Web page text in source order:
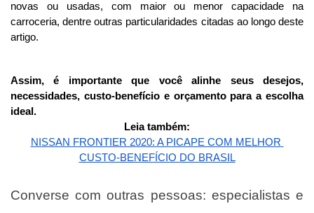
novas ou usadas, com maior ou menor capacidade na
carroceria, dentre outras particularidades citadas ao longo deste
artigo.
Assim, é importante que você alinhe seus desejos,
necessidades, custo-benefício e orçamento para a escolha
ideal.
Leia também:
NISSAN FRONTIER 2020: A PICAPE COM MELHOR
CUSTO-BENEFÍCIO DO BRASIL
Converse com outras pessoas: especialistas e